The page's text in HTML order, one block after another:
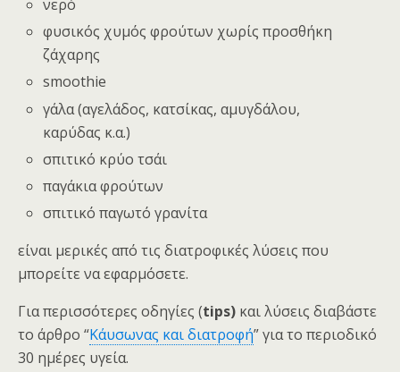
νερό
φυσικός χυμός φρούτων χωρίς προσθήκη
ζάχαρης
smoothie
γάλα (αγελάδος, κατσίκας, αμυγδάλου,
καρύδας κ.α.)
σπιτικό κρύο τσάι
παγάκια φρούτων
σπιτικό παγωτό γρανίτα
είναι μερικές από τις διατροφικές λύσεις που
μπορείτε να εφαρμόσετε.
Για περισσότερες οδηγίες (tips) και λύσεις διαβάστε
το άρθρο “Κάυσωνας και διατροφή” για το περιοδικό
30 ημέρες υγεία.